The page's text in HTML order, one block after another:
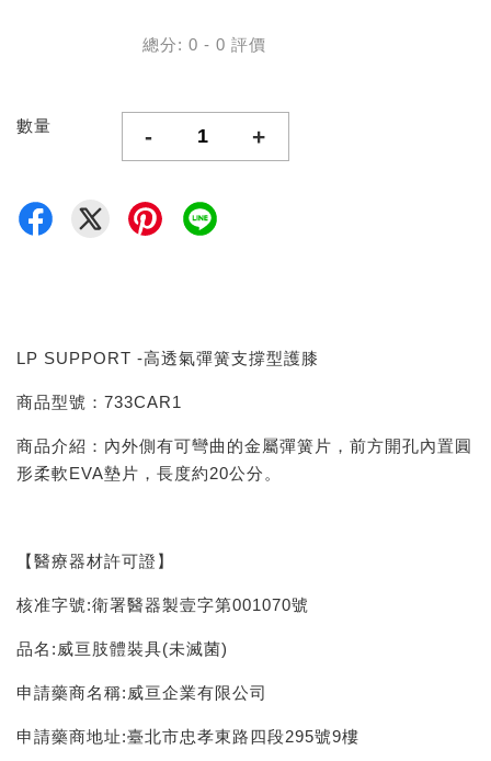
總分: 0 - 0 評價
數量 - +
LP SUPPORT -高透氣彈簧支撐型護膝
商品型號：733CAR1
商品介紹：內外側有可彎曲的金屬彈簧片，前方開孔內置圓
形柔軟EVA墊片，長度約20公分。
【醫療器材許可證】
核准字號:衛署醫器製壹字第001070號
品名:威亘肢體裝具(未滅菌)
申請藥商名稱:威亘企業有限公司
申請藥商地址:臺北市忠孝東路四段295號9樓